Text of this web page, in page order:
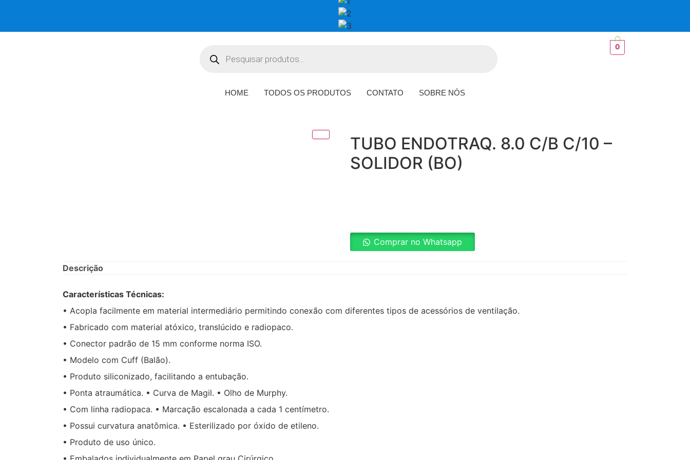
0
HOME TODOS OS PRODUTOS CONTATO SOBRE NÓS
TUBO ENDOTRAQ. 8.0 C/B C/10 –
SOLIDOR (BO)
Comprar no Whatsapp
Descrição
Características Técnicas:
• Acopla facilmente em material intermediário permitindo conexão com diferentes tipos de acessórios de ventilação.
• Fabricado com material atóxico, translúcido e radiopaco.
• Conector padrão de 15 mm conforme norma ISO.
• Modelo com Cuff (Balão).
• Produto siliconizado, facilitando a entubação.
• Ponta atraumática. • Curva de Magil. • Olho de Murphy.
• Com linha radiopaca. • Marcação escalonada a cada 1 centímetro.
• Possui curvatura anatômica. • Esterilizado por óxido de etileno.
• Produto de uso único.